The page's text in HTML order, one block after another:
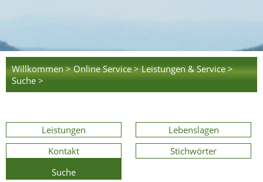
Willkommen > Online Service > Leistungen & Service >
Suche >
Leistungen
Lebenslagen
Kontakt
Stichwörter
Suche